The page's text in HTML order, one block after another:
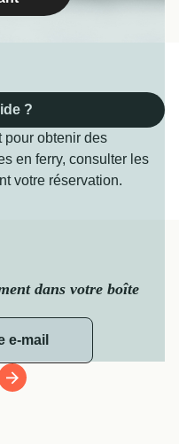
pour obtenir des
en ferry, consulter les
votre réservation.
?
dans votre boîte